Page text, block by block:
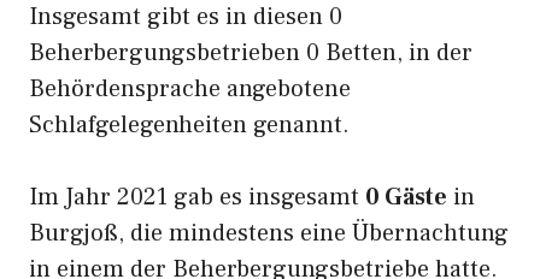
Insgesamt gibt es in diesen 0
Beherbergungsbetrieben 0 Betten, in der
Behördensprache angebotene
Schlafgelegenheiten genannt.
Im Jahr 2021 gab es insgesamt 0 Gäste in
Burgjoß, die mindestens eine Übernachtung
in einem der Beherbergungsbetriebe hatte.